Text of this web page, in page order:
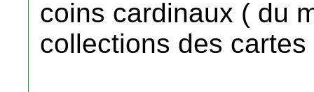
coins cardinaux ( du
collections des